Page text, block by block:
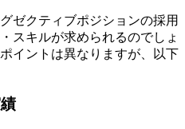
ゼクティブポジションの採用
スキルが求められるのでしょ
イントは異なりますが、以下